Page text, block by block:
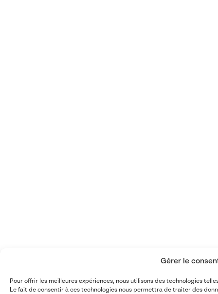
Gérer le
Pour offrir les meilleures expériences, nous utilisons des technologies
Le fait de consentir à ces technologies nous permettra de traiter des